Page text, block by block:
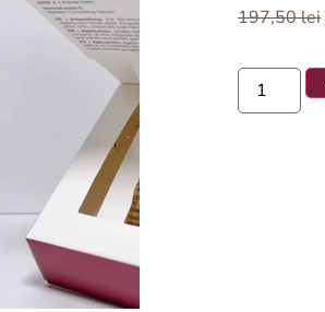
197,50lei